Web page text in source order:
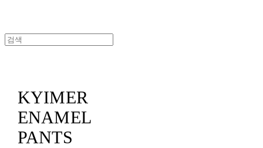
KYIMER
ENAMEL
PANTS